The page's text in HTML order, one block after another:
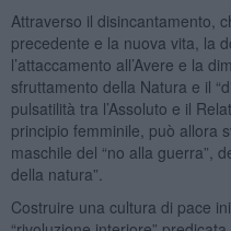
Attraverso il disincantamento,
precedente e la nuova vita, la
l’attaccamento all’Avere e la
sfruttamento della Natura e il
pulsatilità tra l’Assoluto e il
principio femminile, può allora
maschile del “no alla guerra”,
della natura”.
Costruire una cultura di pace